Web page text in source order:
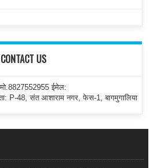
CONTACT US
ईमेल:
P-48, संत आशाराम नगर, फेस-1, बागमुगालिया